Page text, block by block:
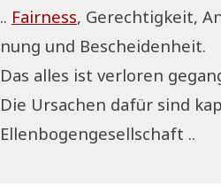
.. Fair­ness, Gerech­tig­keit,
nung und Bescheidenheit.
Das alles ist ver­lo­ren
Die Ursa­chen dafür sind
Ellenbogengesellschaft ..